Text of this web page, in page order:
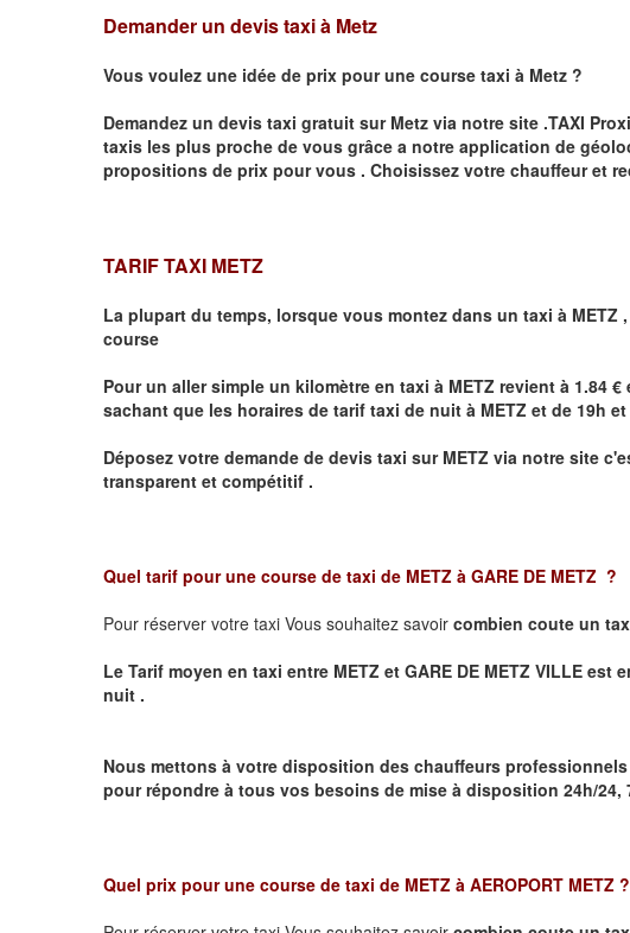
Demander un devis taxi à Metz
Vous voulez une idée de prix pour une course taxi à Metz ?
Demandez un devis taxi gratuit sur Metz via notre site .TAXI
taxis les plus proche de vous grâce a notre application de
propositions de prix pour vous . Choisissez votre chauffeur et
TARIF TAXI METZ
La plupart du temps, lorsque vous montez dans un taxi à METZ ,
course
Pour un aller simple un kilomètre en taxi à METZ revient à 1.84
sachant que les horaires de tarif taxi de nuit à METZ et de 19h et
Déposez votre demande de devis taxi sur METZ via notre site
transparent et compétitif .
Quel tarif pour une course de taxi de METZ à GARE DE METZ ?
Pour réserver votre taxi Vous souhaitez savoir combien coute un
Le Tarif moyen en taxi entre METZ et GARE DE METZ VILLE est
nuit .
Nous mettons à votre disposition des chauffeurs
pour répondre à tous vos besoins de mise à disposition 24h/24,
Quel prix pour une course de taxi de METZ à AEROPORT METZ ?